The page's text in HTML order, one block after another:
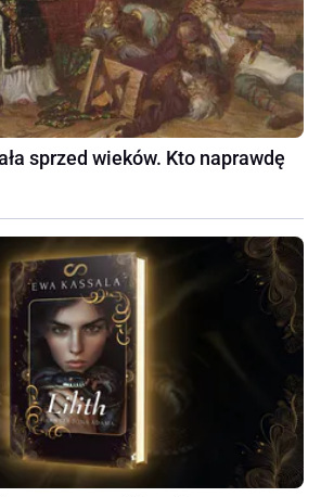
sprzed wieków. Kto naprawdę